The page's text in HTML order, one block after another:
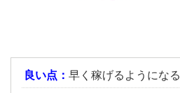
良い点： 早く稼げるようになる